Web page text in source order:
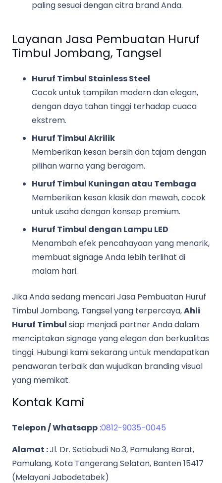
paling sesuai dengan citra brand Anda.
Layanan Jasa Pembuatan Huruf
Timbul Jombang, Tangsel
Huruf Timbul Stainless Steel
Cocok untuk tampilan modern dan elegan,
dengan daya tahan tinggi terhadap cuaca
ekstrem.
Huruf Timbul Akrilik
Memberikan kesan bersih dan tajam dengan
pilihan warna yang beragam.
Huruf Timbul Kuningan atau Tembaga
Memberikan kesan klasik dan mewah, cocok
untuk usaha dengan konsep premium.
Huruf Timbul dengan Lampu LED
Menambah efek pencahayaan yang menarik,
membuat signage Anda lebih terlihat di
malam hari.
Jika Anda sedang mencari Jasa Pembuatan Huruf
Timbul Jombang, Tangsel yang terpercaya,Ahli
Huruf Timbul siap menjadi partner Anda dalam
menciptakan signage yang elegan dan berkualitas
tinggi. Hubungi kami sekarang untuk mendapatkan
penawaran terbaik dan wujudkan branding visual
yang memikat.
Kontak Kami
Telepon / Whatsapp:0812-9035-0045
Alamat :Jl. Dr. Setiabudi No.3, Pamulang Barat,
Pamulang, Kota Tangerang Selatan, Banten 15417
(Melayani Jabodetabek)